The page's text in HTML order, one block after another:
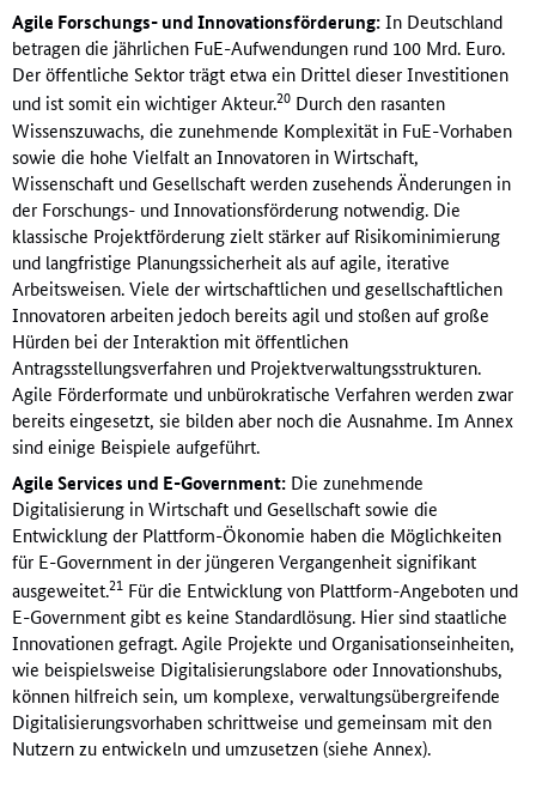
Agile Forschungs- und Innovationsförderung:In Deutschland
betragen die jährlichen FuE-Aufwendungen rund 100 Mrd. Euro.
Der öffentliche Sektor trägt etwa ein Drittel dieser Investitionen
und ist somit ein wichtiger Akteur.20 Durch den rasanten
Wissenszuwachs, die zunehmende Komplexität in FuE-Vorhaben
sowie die hohe Vielfalt an Innovatoren in Wirtschaft,
Wissenschaft und Gesellschaft werden zusehends Änderungen in
der Forschungs- und Innovationsförderung notwendig. Die
klassische Projektförderung zielt stärker auf Risikominimierung
und langfristige Planungssicherheit als auf agile, iterative
Arbeitsweisen. Viele der wirtschaftlichen und gesellschaftlichen
Innovatoren arbeiten jedoch bereits agil und stoßen auf große
Hürden bei der Interaktion mit öffentlichen
Antragsstellungsverfahren und Projektverwaltungsstrukturen.
Agile Förderformate und unbürokratische Verfahren werden zwar
bereits eingesetzt, sie bilden aber noch die Ausnahme. Im Annex
sind einige Beispiele aufgeführt.
Agile Services und E-Government: Die zunehmende
Digitalisierung in Wirtschaft und Gesellschaft sowie die
Entwicklung der Plattform-Ökonomie haben die Möglichkeiten
für E-Government in der jüngeren Vergangenheit signifikant
ausgeweitet.21 Für die Entwicklung von Plattform-Angeboten und
E-Government gibt es keine Standardlösung. Hier sind staatliche
Innovationen gefragt. Agile Projekte und Organisationseinheiten,
wie beispielsweise Digitalisierungslabore oder Innovationshubs,
können hilfreich sein, um komplexe, verwaltungsübergreifende
Digitalisierungsvorhaben schrittweise und gemeinsam mit den
Nutzern zu entwickeln und umzusetzen (siehe Annex).